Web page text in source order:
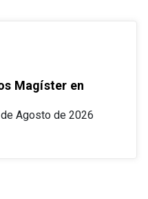
Magíster en
Agosto de 2026